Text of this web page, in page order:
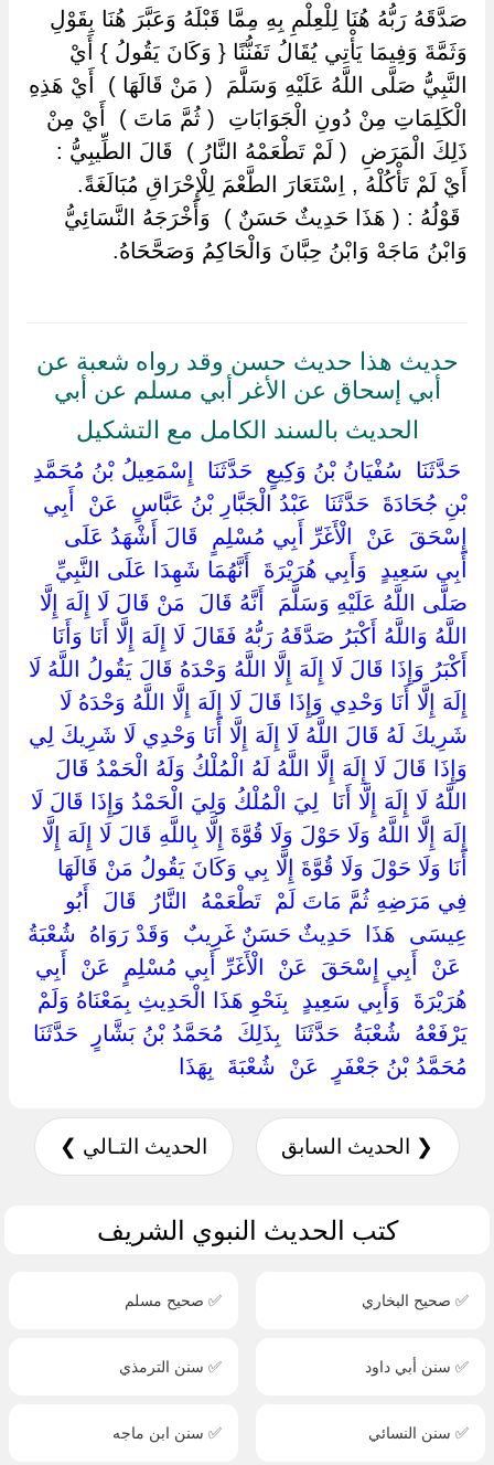
صَدَّقَهُ رَبُّهُ هُنَا لِلْعِلْمِ بِهِ مِمَّا قَبْلَهُ وَعَبَّرَ هُنَا بِقَوْلِ
وَثَمَّةَ وَفِيمَا يَأْتِي يُقَالُ تَفَنُّنًا { وَكَانَ يَقُولُ } أَيْ
النَّبِيُّ صَلَّى اللَّهُ عَلَيْهِ وَسَلَّمَ ‏ ‏( مَنْ قَالَهَا ) ‏ ‏أَيْ هَذِهِ
الْكَلِمَاتِ مِنْ دُونِ الْجَوَابَاتِ ‏ ‏( ثُمَّ مَاتَ ) ‏ ‏أَيْ مِنْ
ذَلِكَ الْمَرَضِ ‏ ‏( لَمْ تَطْعَمْهُ النَّارُ ) ‏ ‏قَالَ الطِّيبِيُّ :
أَيْ لَمْ تَأْكُلْهُ , اِسْتَعَارَ الطَّعْمَ لِلْإِحْرَاقِ مُبَالَغَةً.
‏ ‏قَوْلُهُ : ( هَذَا حَدِيثٌ حَسَنٌ ) ‏ ‏وَأَخْرَجَهُ النَّسَائِيُّ
وَابْنُ مَاجَهْ وَابْنُ حِبَّانَ وَالْحَاكِمُ وَصَحَّحَاهُ.
حديث هذا حديث حسن وقد رواه شعبة عن
أبي إسحاق عن الأغر أبي مسلم عن أبي
الحديث بالسند الكامل مع التشكيل
‏ ‏حَدَّثَنَا ‏ ‏سُفْيَانُ بْنُ وَكِيعٍ ‏ ‏حَدَّثَنَا ‏ ‏إِسْمَعِيلُ بْنُ مُحَمَّدِ
بْنِ جُحَادَةَ ‏ ‏حَدَّثَنَا ‏ ‏عَبْدُ الْجَبَّارِ بْنُ عَبَّاسٍ ‏ ‏عَنْ ‏ ‏أَبِي
إِسْحَقَ ‏ ‏عَنْ ‏ ‏الْأَغَرِّ أَبِي مُسْلِمٍ ‏ ‏قَالَ أَشْهَدُ عَلَى ‏
‏أَبِي سَعِيدٍ ‏ ‏وَأَبِي هُرَيْرَةَ ‏ ‏أَنَّهُمَا شَهِدَا عَلَى النَّبِيِّ ‏
‏صَلَّى اللَّهُ عَلَيْهِ وَسَلَّمَ ‏ ‏أَنَّهُ قَالَ ‏ ‏مَنْ قَالَ لَا إِلَهَ إِلَّا
اللَّهُ وَاللَّهُ أَكْبَرُ صَدَّقَهُ رَبُّهُ فَقَالَ لَا إِلَهَ إِلَّا أَنَا وَأَنَا
أَكْبَرُ وَإِذَا قَالَ لَا إِلَهَ إِلَّا اللَّهُ وَحْدَهُ قَالَ يَقُولُ اللَّهُ لَا
إِلَهَ إِلَّا أَنَا وَحْدِي وَإِذَا قَالَ لَا إِلَهَ إِلَّا اللَّهُ وَحْدَهُ لَا
شَرِيكَ لَهُ قَالَ اللَّهُ لَا إِلَهَ إِلَّا أَنَا وَحْدِي لَا شَرِيكَ لِي
وَإِذَا قَالَ لَا إِلَهَ إِلَّا اللَّهُ لَهُ الْمُلْكُ وَلَهُ الْحَمْدُ قَالَ
اللَّهُ لَا إِلَهَ إِلَّا أَنَا ‏ ‏لِيَ الْمُلْكُ وَلِيَ الْحَمْدُ وَإِذَا قَالَ لَا
إِلَهَ إِلَّا اللَّهُ وَلَا حَوْلَ وَلَا قُوَّةَ إِلَّا بِاللَّهِ قَالَ لَا إِلَهَ إِلَّا
أَنَا وَلَا حَوْلَ وَلَا قُوَّةَ إِلَّا بِي وَكَانَ يَقُولُ مَنْ قَالَهَا
فِي مَرَضِهِ ثُمَّ مَاتَ لَمْ ‏ ‏تَطْعَمْهُ ‏ ‏النَّارُ ‏ ‏قَالَ ‏ ‏أَبُو
عِيسَى ‏ ‏هَذَا ‏ ‏حَدِيثٌ حَسَنٌ غَرِيبٌ ‏ ‏وَقَدْ رَوَاهُ ‏ ‏شُعْبَةُ
‏ ‏عَنْ ‏ ‏أَبِي إِسْحَقَ ‏ ‏عَنْ ‏ ‏الْأَغَرِّ أَبِي مُسْلِمٍ ‏ ‏عَنْ ‏ ‏أَبِي
هُرَيْرَةَ ‏ ‏وَأَبِي سَعِيدٍ ‏ ‏بِنَحْوِ هَذَا الْحَدِيثِ بِمَعْنَاهُ وَلَمْ
يَرْفَعْهُ ‏ ‏شُعْبَةُ ‏ ‏حَدَّثَنَا ‏ ‏بِذَلِكَ ‏ ‏مُحَمَّدُ بْنُ بَشَّارٍ ‏ ‏حَدَّثَنَا ‏
‏مُحَمَّدُ بْنُ جَعْفَرٍ ‏ ‏عَنْ ‏ ‏شُعْبَةَ ‏ ‏بِهَذَا ‏
❮ الحديث السابق الحديث التـالي ❯
كتب الحديث النبوي الشريف
✅ صحيح البخاري ✅ صحيح مسلم
✅ سنن أبي داود ✅ سنن الترمذي
✅ سنن النسائي ✅ سنن ابن ماجه